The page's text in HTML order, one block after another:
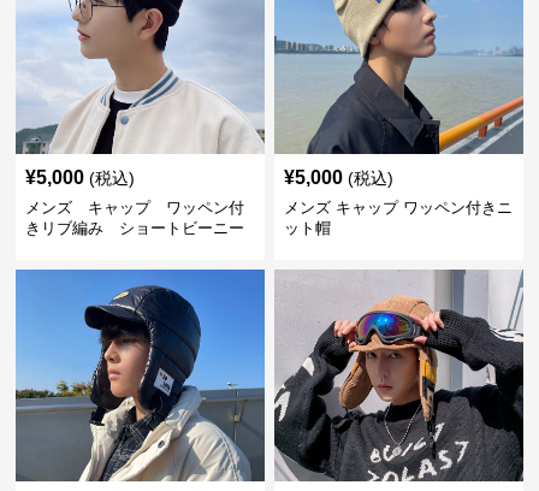
¥5,000 (税込)
メンズ キャップ ワッペン付
きリブ編み ショートビーニー
¥5,000 (税込)
メンズ キャップ ワッペン付きニ
ット帽